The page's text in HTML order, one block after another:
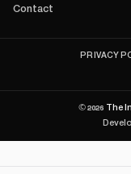
Contact
PRIVACY
©2026 The